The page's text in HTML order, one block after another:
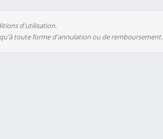
d'utilisation.
toute forme d'annulation ou de remboursement.